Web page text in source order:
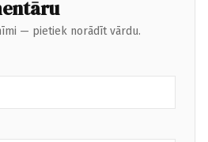
— pietiek norādīt vārdu.